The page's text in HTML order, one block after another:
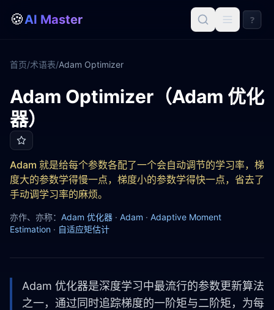
🍪AI Master ?
首页/术语表/Adam Optimizer
Adam Optimizer（Adam 优化
器）
Adam Optimizer
Adam 就是给每个参数各配了一个会自动调节的学习率，梯
度大的参数学得慢一点，梯度小的参数学得快一点，省去了
手动调学习率的麻烦。
亦作、亦称： Adam 优化器 · Adam · Adaptive Moment
Estimation · 自适应矩估计
Adam 优化器是深度学习中最流行的参数更新算法
之一，通过同时追踪梯度的一阶矩与二阶矩，为每